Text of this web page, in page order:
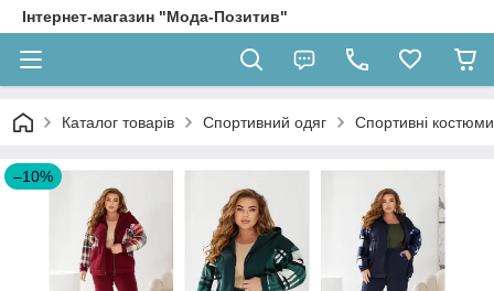
Інтернет-магазин "Мода-Позитив"
Каталог товарів Спортивний одяг Спортивні костюми
–10%